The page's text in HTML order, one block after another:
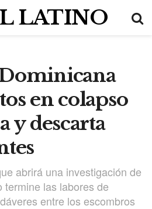
LATINO
en colapso
y descarta
abrirá una investigación de
termine las labores de
entre los escombros